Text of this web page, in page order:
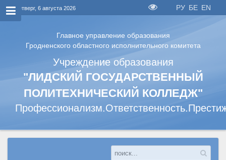
Четверг, 6 августа 2026 РУ БЕ EN
Главное управление образования
Гродненского областного исполнительного комитета
Учреждение образования
"ЛИДСКИЙ ГОСУДАРСТВЕННЫЙ
ПОЛИТЕХНИЧЕСКИЙ КОЛЛЕДЖ"